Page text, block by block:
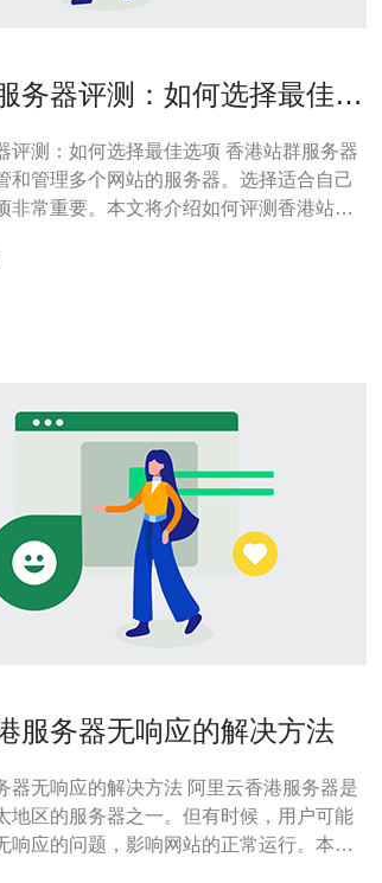
务器评测：如何选择最佳选
如何选择最佳选项 香港站群服务器
和管理多个网站的服务器。选择适合自己
非常重要。本文将介绍如何评测香港站群
的性能。主要考虑以下几个方面：
服务器无响应的解决方法
的解决方法 阿里云香港服务器是
地区的服务器之一。但有时候，用户可能
响应的问题，影响网站的正常运行。本文